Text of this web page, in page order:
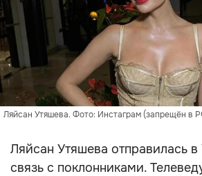
Ляйсан Утяшева. Фото: Инстаграм (запрещён в
Ляйсан Утяшева отправилась
связь с поклонниками.